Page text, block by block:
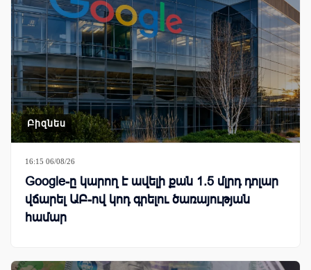
Բիզնես
16:15 06/08/26
Google-ը կարող է ավելի քան 1.5 մլրդ դոլար
վճարել ԱԲ-ով կոդ գրելու ծառայության
համար